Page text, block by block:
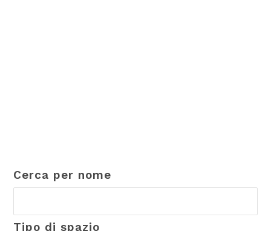
Cerca per nome
Tipo di spazio